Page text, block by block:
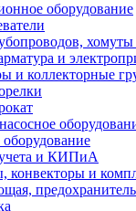
оборудование
и
и коллекторные
и КИПиА
конвекторы и